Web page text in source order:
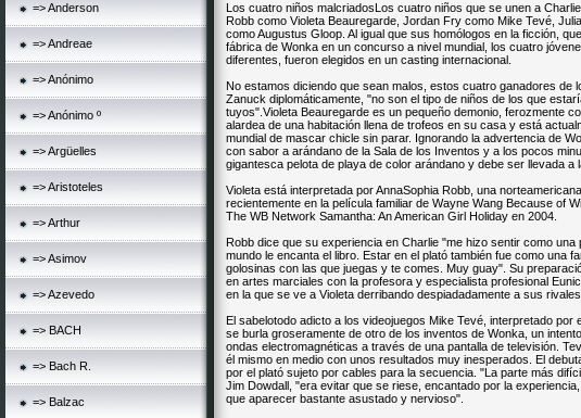
=> Anderson
=> Andreae
=> Anónimo
=> Anónimo º
=> Argüelles
=> Aristoteles
=> Arthur
=> Asimov
=> Azevedo
=> BACH
=> Bach R.
=> Balzac
Los cuatro niños malcriadosLos cuatro niños que se unen a
Robb como Violeta Beauregarde, Jordan Fry como Mike Tevé,
como Augustus Gloop. Al igual que sus homólogos en la ficción,
fábrica de Wonka en un concurso a nivel mundial, los cuatro
diferentes, fueron elegidos en un casting internacional.
No estamos diciendo que sean malos, estos cuatro ganadores de
Zanuck diplomáticamente, "no son el tipo de niños de los que
tuyos".Violeta Beauregarde es un pequeño demonio, ferozmente
alardea de una habitación llena de trofeos en su casa y está
mundial de mascar chicle sin parar. Ignorando la advertencia de
con sabor a arándano de la Sala de los Inventos y a los pocos
gigantesca pelota de playa de color arándano y debe ser llevada a
Violeta está interpretada por AnnaSophia Robb, una
recientemente en la película familiar de Wayne Wang Because of
The WB Network Samantha: An American Girl Holiday en 2004.
Robb dice que su experiencia en Charlie "me hizo sentir como
mundo le encanta el libro. Estar en el plató también fue como una
golosinas con las que juegas y te comes. Muy guay". Su
en artes marciales con la profesora y especialista profesional
en la que se ve a Violeta derribando despiadadamente a sus
El sabelotodo adicto a los videojuegos Mike Tevé, interpretado por
se burla groseramente de otro de los inventos de Wonka, un
ondas electromagnéticas a través de una pantalla de televisión.
él mismo en medio con unos resultados muy inesperados. El
por el plató sujeto por cables para la secuencia. "La parte más
Jim Dowdall, "era evitar que se riese, encantado por la
que aparecer bastante asustado y nervioso".